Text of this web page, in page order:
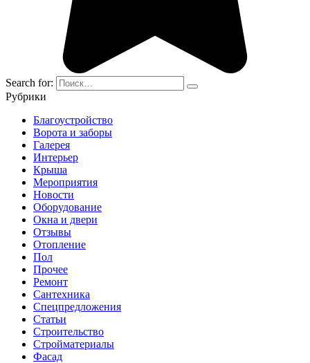
Search for:
Рубрики
Благоустройство
Ворота и заборы
Галерея
Интерьер
Крыша
Мероприятия
Новости
Оборудование
Окна и двери
Отзывы
Отопление
Пол
Прочее
Ремонт
Сантехника
Спецпредложения
Статьи
Строительство
Стройматериалы
Фасад